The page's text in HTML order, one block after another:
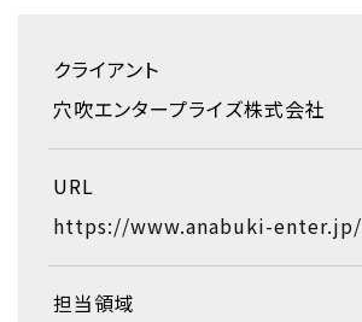
クライアント
穴吹エンタープライズ株式会社
URL
https://www.anabuki-enter.jp/
担当領域